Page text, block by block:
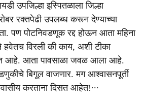
उपजिल्हा इस्पितळाला जिल्हा
रक्तपेढी उपलब्ध करून देण्याच्या
पण पोटनिवडणूक रद्द होऊन आता महिना
विरली की काय, अशी टीका
आहे. आता पावसाळा जवळ आला आहे.
बिगूल वाजणार. मग आश्‍वासनपूर्ती
करताना दिसत आहेत!∙∙∙